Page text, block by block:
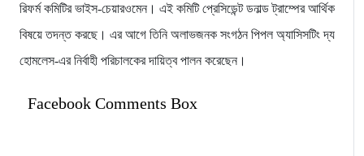
রিফর্ম কমিটির ভাইস-চেয়ারওমেন। এই কমিটি প্রেসিডেন্ট ডনাল্ড ট্রাম্পের আর্থিক
বিষয়ে তদন্ত করছে। এর আগে তিনি অলাভজনক সংগঠন পিপল অ্যাসিসটিং দ্য
হোমলেস-এর নির্বাহী পরিচালকের দায়িত্ব পালন করেছেন।
Facebook Comments Box